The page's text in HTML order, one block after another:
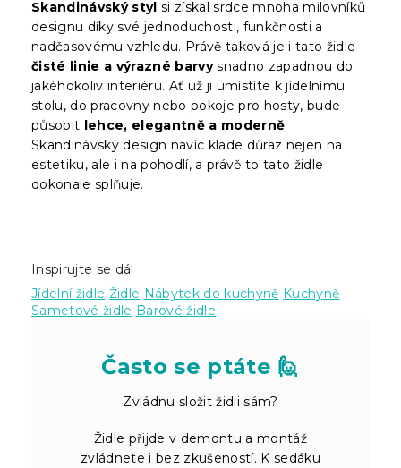
Skandinávský styl si získal srdce mnoha milovníků
designu díky své jednoduchosti, funkčnosti a
nadčasovému vzhledu. Právě taková je i tato židle –
čisté linie a výrazné barvysnadno zapadnou do
jakéhokoliv interiéru. Ať už ji umístíte k jídelnímu
stolu, do pracovny nebo pokoje pro hosty, bude
působit lehce, elegantně a moderně.
Skandinávský design navíc klade důraz nejen na
estetiku, ale i na pohodlí, a právě to tato židle
dokonale splňuje.
Inspirujte se dál
Jídelní židle Židle Nábytek do kuchyně Kuchyně
Sametové židle Barové židle
Často se ptáte 🙋
Zvládnu složit židli sám?
Židle přijde v demontu a montáž
zvládnete i bez zkušeností. K sedáku